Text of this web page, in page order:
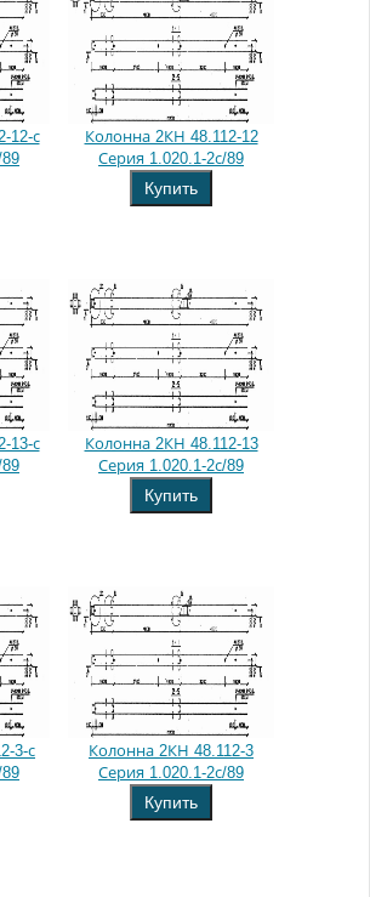
12-с
Колонна 2КН 48.112-12
Серия 1.020.1-2с/89
Купить
13-с
Колонна 2КН 48.112-13
Серия 1.020.1-2с/89
Купить
3-с
Колонна 2КН 48.112-3
Серия 1.020.1-2с/89
Купить